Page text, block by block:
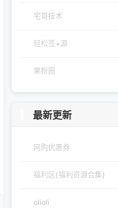
宅哥技术
轻松签+源
果粉圈
最新更新
网购优惠券
福利区(福利资源合集)
olioli